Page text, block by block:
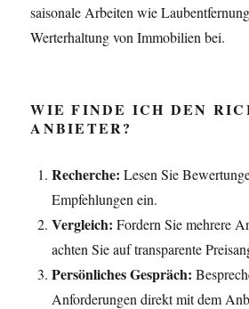
saisonale Arbeiten wie
Werterhaltung von Immobilien bei.
WIE FINDE ICH DEN
ANBIETER?
Recherche: Lesen Sie
Empfehlungen ein.
Vergleich: Fordern Sie mehrere
achten Sie auf transparente
Persönliches Gespräch:
Anforderungen direkt mit dem